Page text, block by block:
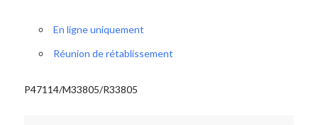
En ligne uniquement
Réunion de rétablissement
P47114/M33805/R33805